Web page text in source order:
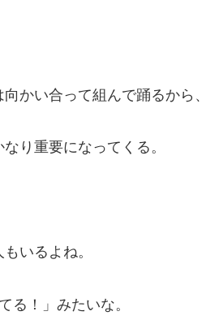
かい合って組んで踊るから、
り重要になってくる。
いるよね。
る！」みたいな。